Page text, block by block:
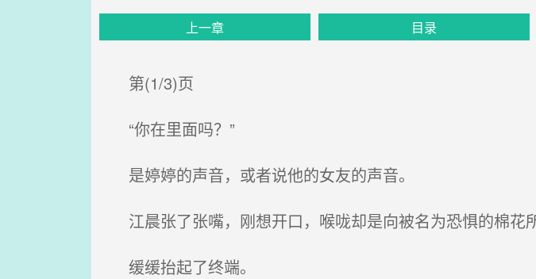
上一章 目录
第(1/3)页
“你在里面吗？”
是婷婷的声音，或者说他的女友的声音。
江晨张了张嘴，刚想开口，喉咙却是向被名为恐惧的棉花
缓缓抬起了终端。